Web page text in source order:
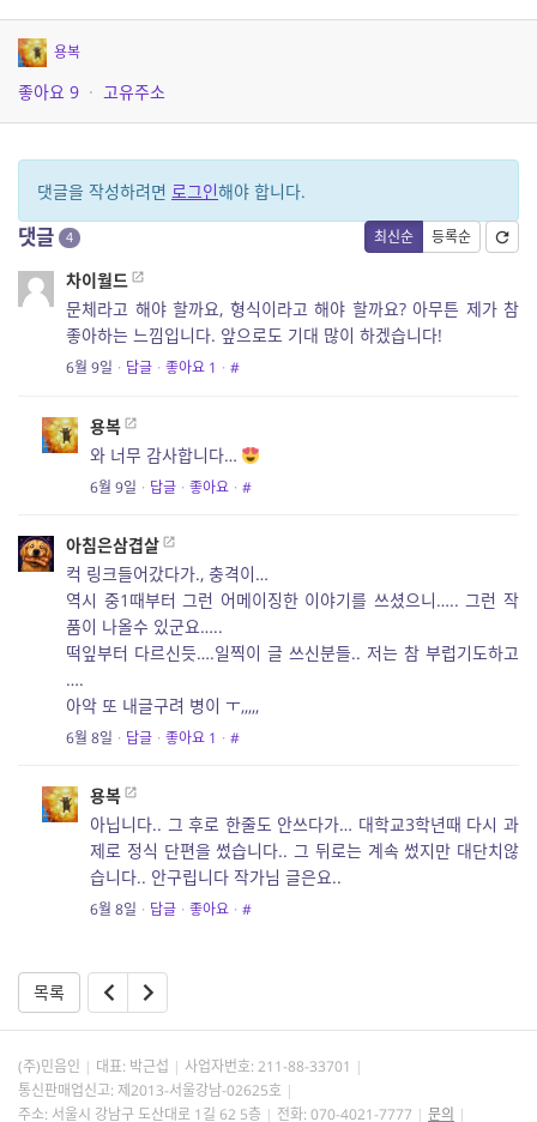
용복
좋아요 9 · 고유주소
댓글을 작성하려면 로그인해야 합니다.
최신순 등록순
댓글 4
차이월드
문체라고 해야 할까요, 형식이라고 해야 할까요? 아무튼 제가 참
좋아하는 느낌입니다. 앞으로도 기대 많이 하겠습니다!
6월 9일 · 답글 · 좋아요 1 · #
용복
와 너무 감사합니다…
6월 9일 · 답글 · 좋아요 · #
아침은삼겹살
컥 링크들어갔다가., 충격이…
역시 중1때부터 그런 어메이징한 이야기를 쓰셨으니….. 그런 작
품이 나올수 있군요…..
떡잎부터 다르신듯….일찍이 글 쓰신분들.. 저는 참 부럽기도하고
….
아악 또 내글구려 병이 ㅜ,,,,,
6월 8일 · 답글 · 좋아요 1 · #
용복
아닙니다.. 그 후로 한줄도 안쓰다가… 대학교3학년때 다시 과
제로 정식 단편을 썼습니다.. 그 뒤로는 계속 썼지만 대단치않
습니다.. 안구립니다 작가님 글은요..
6월 8일 · 답글 · 좋아요 · #
목록
(주)민음인 대표: 박근섭 사업자번호: 211-88-33701
통신판매업신고: 제2013-서울강남-02625호
주소: 서울시 강남구 도산대로 1길 62 5층
전화: 070-4021-7777 문의